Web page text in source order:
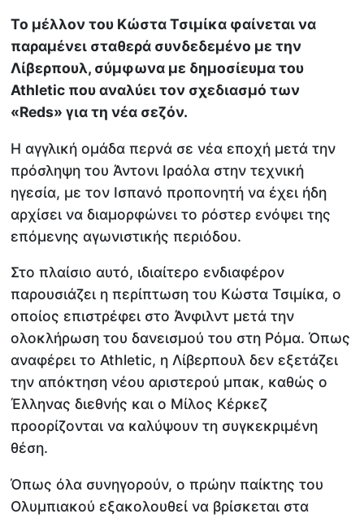
Το μέλλον του Κώστα Τσιμίκα φαίνεται να
παραμένει σταθερά συνδεδεμένο με την
Λίβερπουλ, σύμφωνα με δημοσίευμα του
Athletic που αναλύει τον σχεδιασμό των
«Reds» για τη νέα σεζόν.
Η αγγλική ομάδα περνά σε νέα εποχή μετά την
πρόσληψη του Άντονι Ιραόλα στην τεχνική
ηγεσία, με τον Ισπανό προπονητή να έχει ήδη
αρχίσει να διαμορφώνει το ρόστερ ενόψει της
επόμενης αγωνιστικής περιόδου.
Στο πλαίσιο αυτό, ιδιαίτερο ενδιαφέρον
παρουσιάζει η περίπτωση του Κώστα Τσιμίκα, ο
οποίος επιστρέφει στο Άνφιλντ μετά την
ολοκλήρωση του δανεισμού του στη Ρόμα. Όπως
αναφέρει το Athletic, η Λίβερπουλ δεν εξετάζει
την απόκτηση νέου αριστερού μπακ, καθώς ο
Έλληνας διεθνής και ο Μίλος Κέρκεζ
προορίζονται να καλύψουν τη συγκεκριμένη
θέση.
Όπως όλα συνηγορούν, ο πρώην παίκτης του
Ολυμπιακού εξακολουθεί να βρίσκεται στα